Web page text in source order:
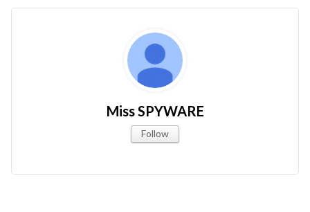
Miss SPYWARE
Follow